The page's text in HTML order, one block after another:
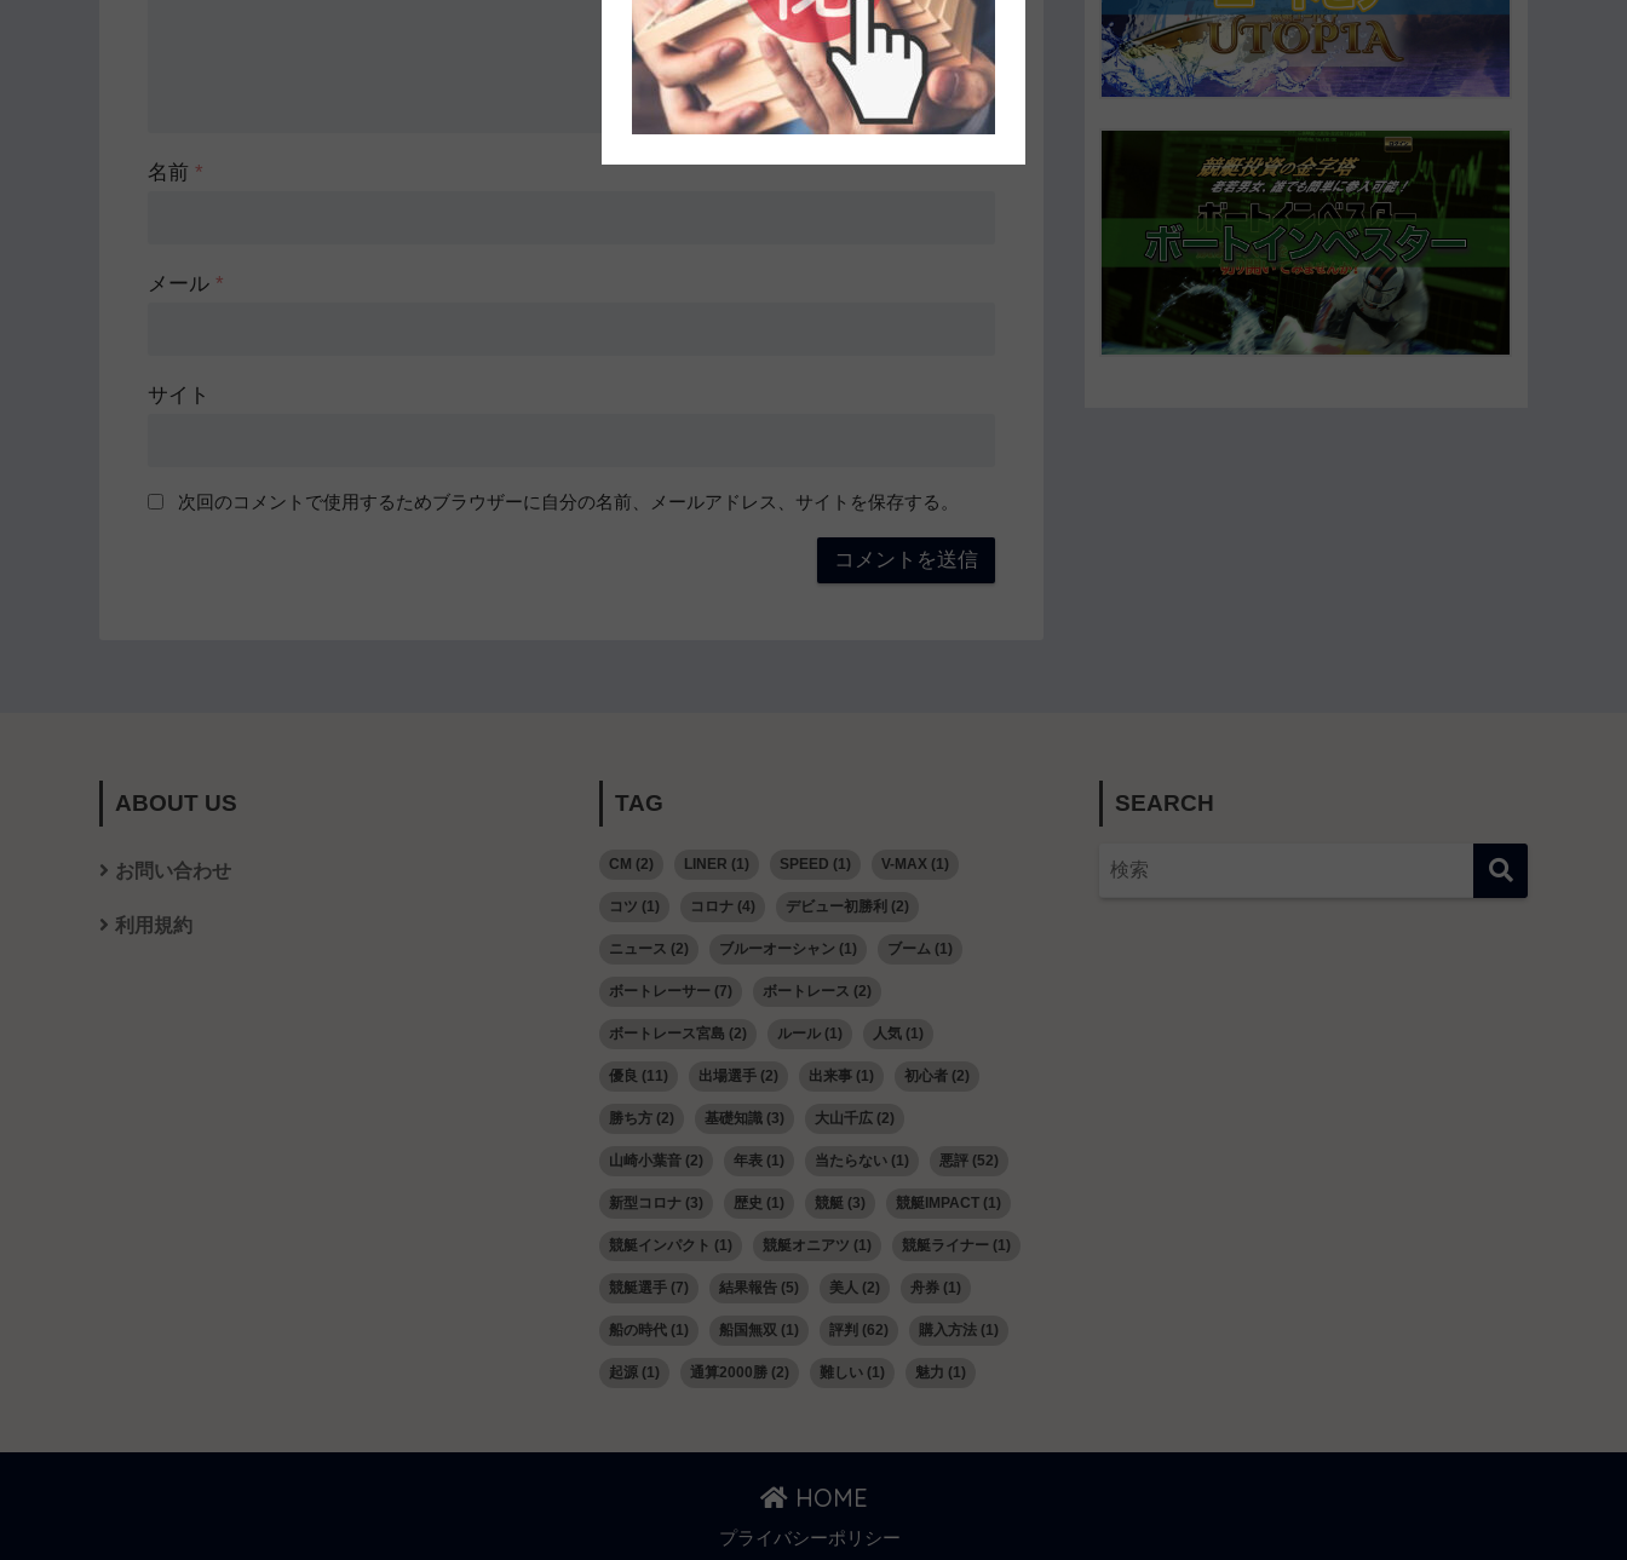
名前 *
メール *
サイト
次回のコメントで使用するためブラウザーに自分の名前、メールアドレス、サイトを保存する。
ABOUT US
お問い合わせ
利用規約
TAG
CM (2) LINER (1) SPEED (1) V-MAX (1)
コツ (1) コロナ (4) デビュー初勝利 (2)
ニュース (2) ブルーオーシャン (1) ブーム (1)
ボートレーサー (7) ボートレース (2)
ボートレース宮島 (2) ルール (1) 人気 (1)
優良 (11) 出場選手 (2) 出来事 (1) 初心者 (2)
勝ち方 (2) 基礎知識 (3) 大山千広 (2)
山崎小葉音 (2) 年表 (1) 当たらない (1) 悪評 (52)
新型コロナ (3) 歴史 (1) 競艇 (3) 競艇IMPACT (1)
競艇インパクト (1) 競艇オニアツ (1) 競艇ライナー (1)
競艇選手 (7) 結果報告 (5) 美人 (2) 舟券 (1)
船の時代 (1) 船国無双 (1) 評判 (62) 購入方法 (1)
起源 (1) 通算2000勝 (2) 難しい (1) 魅力 (1)
SEARCH
HOME
プライバシーポリシー